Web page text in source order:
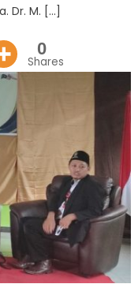
Dr. M. […]
0
Shares